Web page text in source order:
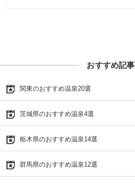
おすすめ記事
関東のおすすめ温泉20選
茨城県のおすすめ温泉4選
栃木県のおすすめ温泉14選
群馬県のおすすめ温泉12選